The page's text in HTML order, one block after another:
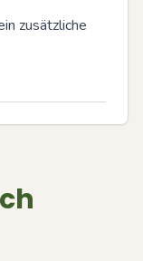
zusätzliche